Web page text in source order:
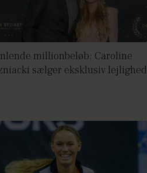
millionbeløb: Caroline
sælger eksklusiv lejlighed